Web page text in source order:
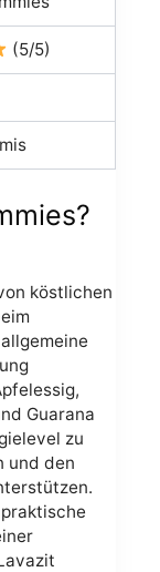
(5/5)
köstlichen
Guarana
zu
und den